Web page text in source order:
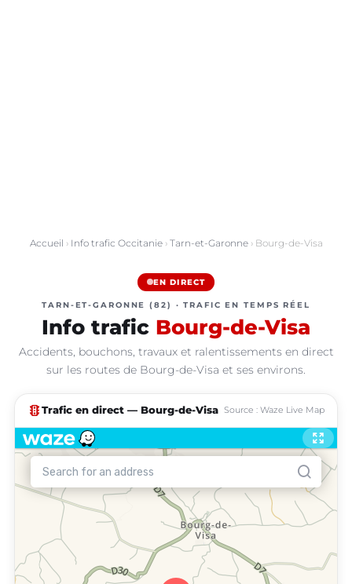
Accueil › Info trafic Occitanie› Tarn-et-Garonne› Bourg-de-Visa
EN DIRECT
TARN-ET-GARONNE (82) · TRAFIC EN TEMPS RÉEL
Info trafic Bourg-de-Visa
Accidents, bouchons, travaux et ralentissements en direct
sur les routes de Bourg-de-Visa et ses environs.
traffic Trafic en direct — Bourg-de-Visa Source : Waze Live Map